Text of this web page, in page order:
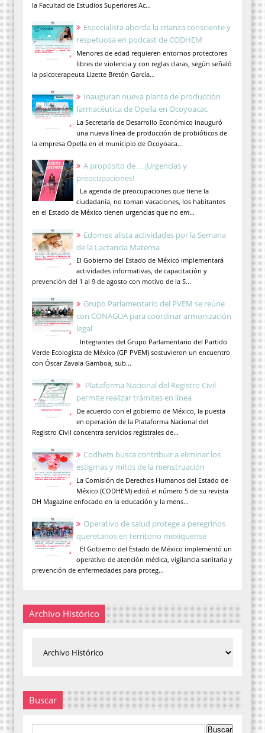
la Facultad de Estudios Superiores Ac...
Especialista aborda la crianza consciente y
respetuosa en podcast de CODHEM
Menores de edad requieren entornos protectores
libres de violencia y con reglas claras, según señaló
la psicoterapeuta Lizette Bretón García...
Inauguran nueva planta de producción
farmacéutica de Opella en Ocoyoacac
La Secretaría de Desarrollo Económico inauguró
una nueva línea de producción de probióticos de
la empresa Opella en el municipio de Ocoyoaca...
A propósito de… ¡Urgencias y
preocupaciones!
La agenda de preocupaciones que tiene la
ciudadanía, no toman vacaciones, los habitantes
en el Estado de México tienen urgencias que no em...
Edomex alista actividades por la Semana
de la Lactancia Materna
El Gobierno del Estado de México implementará
actividades informativas, de capacitación y
prevención del 1 al 9 de agosto con motivo de la S...
Grupo Parlamentario del PVEM se reúne
con CONAGUA para coordinar armonización
legal
Integrantes del Grupo Parlamentario del Partido
Verde Ecologista de México (GP PVEM) sostuvieron un encuentro
con Óscar Zavala Gamboa, sub...
Plataforma Nacional del Registro Civil
permite realizar trámites en línea
De acuerdo con el gobierno de México, la puesta
en operación de la Plataforma Nacional del
Registro Civil concentra servicios registrales de...
Codhem busca contribuir a eliminar los
estigmas y mitos de la menstruación
La Comisión de Derechos Humanos del Estado de
México (CODHEM) editó el número 5 de su revista
DH Magazine enfocado en la educación y la mens...
Operativo de salud protege a peregrinos
queretanos en territorio mexiquense
El Gobierno del Estado de México implementó un
operativo de atención médica, vigilancia sanitaria y
prevención de enfermedades para proteg...
Archivo Histórico
Buscar